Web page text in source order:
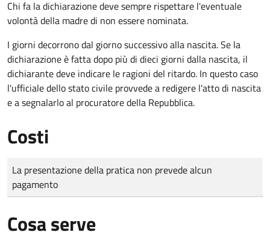
Chi fa la dichiarazione deve sempre rispettare l'eventuale
volontà della madre di non essere nominata.
I giorni decorrono dal giorno successivo alla nascita. Se la
dichiarazione è fatta dopo più di dieci giorni dalla nascita, il
dichiarante deve indicare le ragioni del ritardo. In questo caso
l'ufficiale dello stato civile provvede a redigere l'atto di nascita
e a segnalarlo al procuratore della Repubblica.
Costi
Tipo di pagamento
Importo
La presentazione della pratica non prevede alcun
pagamento
Cosa serve